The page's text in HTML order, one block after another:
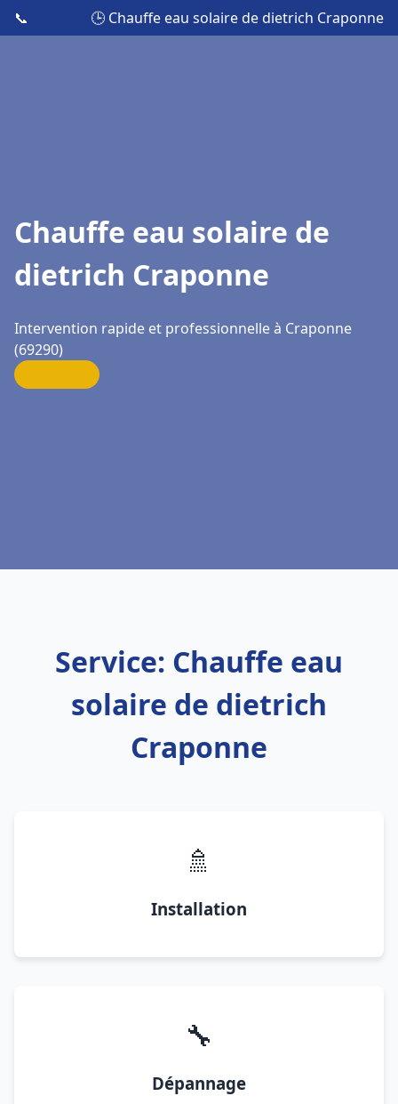
📞 🕒 Chauffe eau solaire de dietrich Craponne
Chauffe eau solaire de
dietrich Craponne
Intervention rapide et professionnelle à Craponne
(69290)
Service: Chauffe eau
solaire de dietrich
Craponne
🚿
Installation
🔧
Dépannage